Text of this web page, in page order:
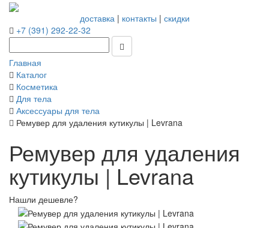
доставка| контакты | скидки
+7 (391) 292-22-32
Главная
Каталог
Косметика
Для тела
Аксессуары для тела
Ремувер для удаления кутикулы | Levrana
Ремувер для удаления
кутикулы | Levrana
Нашли дешевле?